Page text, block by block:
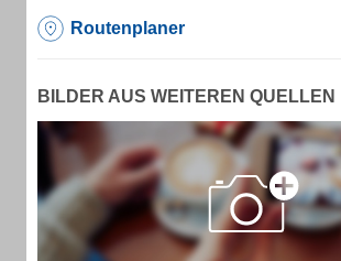
Routenplaner
BILDER AUS WEITEREN QUELLEN